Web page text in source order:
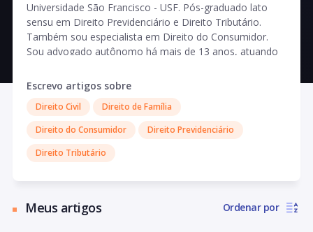
Escrevo artigos sobre
Direito Civil
Direito de Família
Direito do Consumidor
Direito Previdenciário
Direito Tributário
Universidade São Francisco - USF. Pós-graduado lato
sensu em Direito Previdenciário e Direito Tributário.
Também sou especialista em Direito do Consumidor.
Sou advogado autônomo há mais de 13 anos, atuando
Família, Contratos, Sucessões e Trabalhista. Já fui
Defensor Dativo (2010/2013), Assessor, Instrutor e
Conciliador (2013/2019) da VI Turma do TED da OAB-SP.
Também fui Conciliador voluntário no Juizado Especial
Cível (JEC) da Comarca de Amparo-SP, entre 2008/2010.
Sou programador amador de Python, sou Relator da VI
presidi 2 Comissões na OAB-SP Subseção Lapa.
e novas tendências, que busca tornar a Advocacia mais
Meus artigos Ordenar por